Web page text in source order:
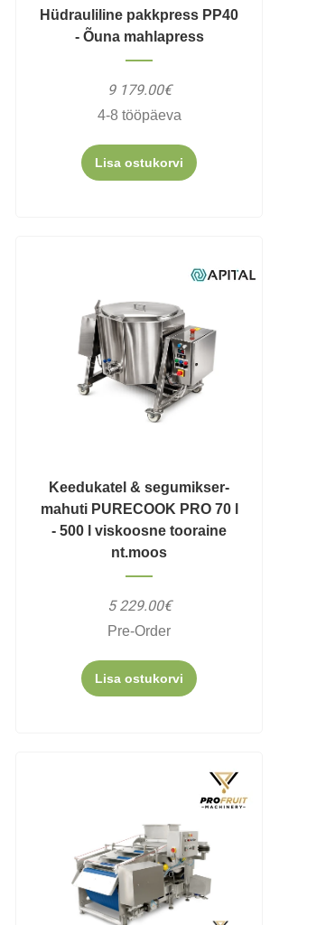
Hüdrauliline pakkpress PP40
- Õuna mahlapress
9 179.00€
4-8 tööpäeva
Lisa ostukorvi
Keedukatel & segumikser-
mahuti PURECOOK PRO 70 l
- 500 l viskoosne tooraine
nt.moos
5 229.00€
Pre-Order
Lisa ostukorvi